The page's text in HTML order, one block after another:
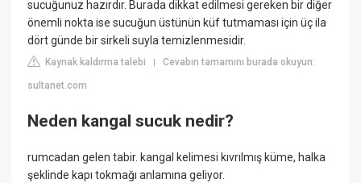
sucuğunuz hazırdır. Burada dikkat edilmesi gereken bir diğer
önemli nokta ise sucuğun üstünün küf tutmaması için üç ila
dört günde bir sirkeli suyla temizlenmesidir.
Kaynak kaldırma talebi |Cevabın tamamını burada okuyun:
sultanet.com
Neden kangal sucuk nedir?
rumcadan gelen tabir. kangal kelimesi kıvrılmış küme, halka
şeklinde kapı tokmağı anlamına geliyor.